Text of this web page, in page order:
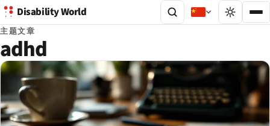
Disability World
主题文章
adhd